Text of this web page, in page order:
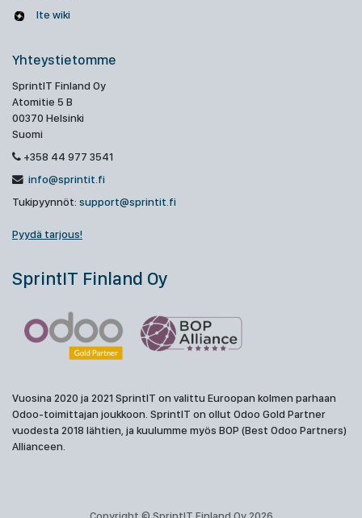
Ite wiki
Yhteystietomme
SprintIT Finland Oy
Atomitie 5 B
00370 Helsinki
Suomi
+358 44 977 3541
info@sprintit.fi
Tukipyynnöt: support@sprintit.fi
Pyydä tarjous!
SprintIT Finland Oy
Vuosina 2020 ja 2021 SprintIT on valittu Euroopan kolmen parhaan
Odoo-toimittajan joukkoon. SprintIT on ollut Odoo Gold Partner
vuodesta 2018 lähtien, ja kuulumme myös BOP (Best Odoo Partners)
Allianceen.
Copyright © SprintIT Finland Oy 2026